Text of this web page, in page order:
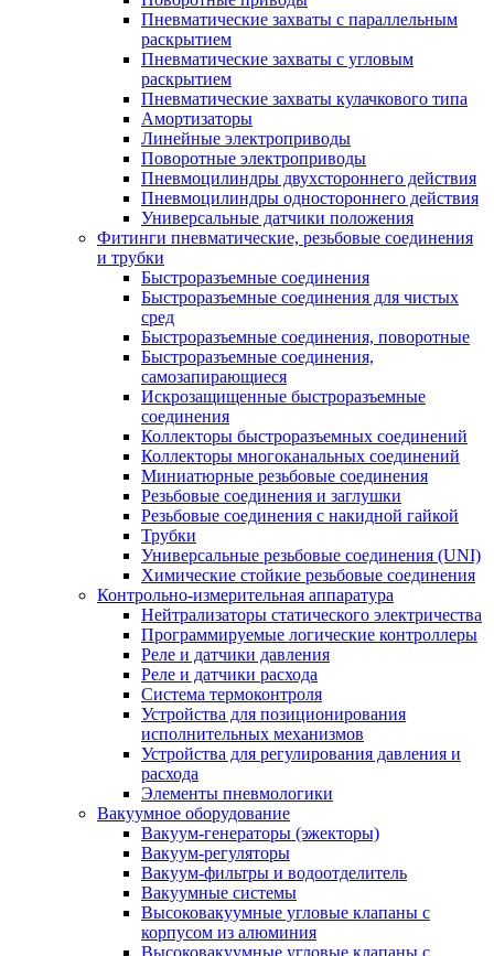
Пневматические захваты с параллельным
раскрытием
Пневматические захваты с угловым
раскрытием
Пневматические захваты кулачкового типа
Амортизаторы
Линейные электроприводы
Поворотные электроприводы
Пневмоцилиндры двухстороннего действия
Пневмоцилиндры одностороннего действия
Универсальные датчики положения
Фитинги пневматические, резьбовые соединения
и трубки
Быстроразъемные соединения
Быстроразъемные соединения для чистых
сред
Быстроразъемные соединения, поворотные
Быстроразъемные соединения,
самозапирающиеся
Искрозащищенные быстроразъемные
соединения
Коллекторы быстроразъемных соединений
Коллекторы многоканальных соединений
Миниатюрные резьбовые соединения
Резьбовые соединения и заглушки
Резьбовые соединения с накидной гайкой
Трубки
Универсальные резьбовые соединения (UNI)
Химические стойкие резьбовые соединения
Контрольно-измерительная аппаратура
Нейтрализаторы статического электричества
Программируемые логические контроллеры
Реле и датчики давления
Реле и датчики расхода
Система термоконтроля
Устройства для позиционирования
исполнительных механизмов
Устройства для регулирования давления и
расхода
Элементы пневмологики
Вакуумное оборудование
Вакуум-генераторы (эжекторы)
Вакуум-регуляторы
Вакуум-фильтры и водоотделитель
Вакуумные системы
Высоковакуумные угловые клапаны с
корпусом из алюминия
Высоковакуумные угловые клапаны с